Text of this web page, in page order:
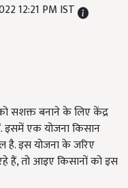
12:21 PM IST
सशक्त बनाने के लिए केंद्र
इसमें एक योजना किसान
है. इस योजना के जरिए
हैं, तो आइए किसानों को इस